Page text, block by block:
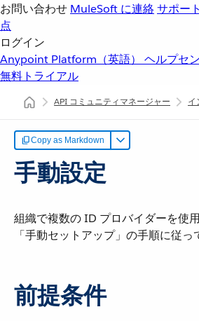
お問い合わせ MuleSoft に連絡サポー
点
ログイン
Anypoint Platform（英語） ヘルプセ
無料トライアル
API コミュニティマネージャー イ
Copy as Markdown
手動設定
組織で複数の ID プロバイダーを使
「手動セットアップ」の手順に従っ
前提条件